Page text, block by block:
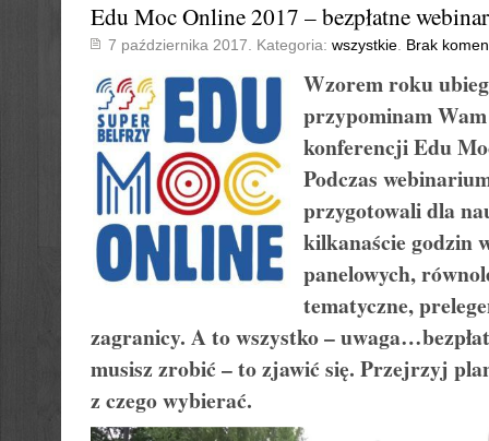
Edu Moc Online 2017 – bezpłatne
7 października 2017. Kategoria: wszystkie. Brak
Wzorem roku
przypominam
konferencji Edu
Podczas
przygotowali dla
kilkanaście godzin
panelowych,
tematyczne,
zagranicy. A to wszystko –
musisz zrobić – to zjawić się. Przejrzyj
z czego wybierać.